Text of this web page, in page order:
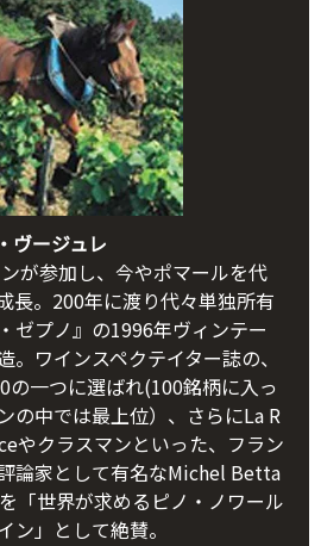
ヴージュレ
が参加し、今やポマールを代
長。200年に渡り代々単独所有
ゼプノ』の1996年ヴィンテー
。ワインスペクテイター誌の、
の一つに選ばれ(100銘柄に入っ
の中では最上位）、さらにLa R
やクラスマンといった、フラン
論家として有名なMichel Betta
「世界が求めるピノ・ノワール
ン」として絶賛。